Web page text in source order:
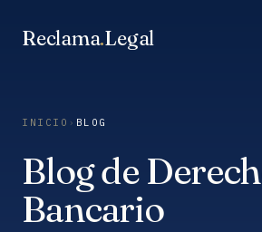
Reclama.Legal
INICIO › BLOG
Blog de
Bancario